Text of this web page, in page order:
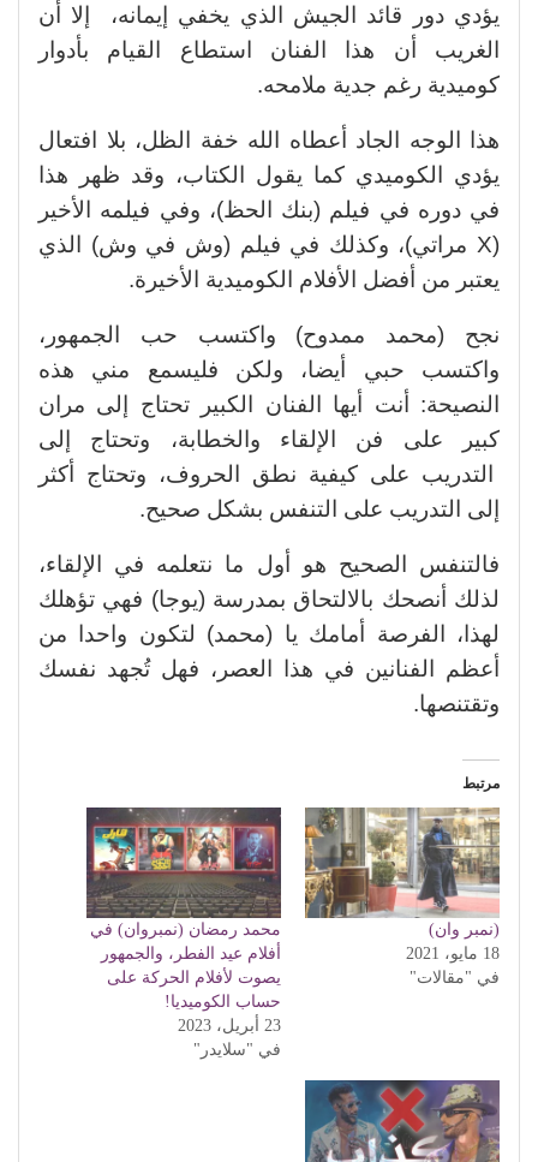
يؤدي دور قائد الجيش الذي يخفي إيمانه، إلا أن
الغريب أن هذا الفنان استطاع القيام بأدوار
كوميدية رغم جدية ملامحه.
هذا الوجه الجاد أعطاه الله خفة الظل، بلا افتعال
يؤدي الكوميدي كما يقول الكتاب، وقد ظهر هذا
في دوره في فيلم (بنك الحظ)، وفي فيلمه الأخير
(X مراتي)، وكذلك في فيلم (وش في وش) الذي
يعتبر من أفضل الأفلام الكوميدية الأخيرة.
نجح (محمد ممدوح) واكتسب حب الجمهور،
واكتسب حبي أيضا، ولكن فليسمع مني هذه
النصيحة: أنت أيها الفنان الكبير تحتاج إلى مران
كبير على فن الإلقاء والخطابة، وتحتاج إلى
التدريب على كيفية نطق الحروف، وتحتاج أكثر
إلى التدريب على التنفس بشكل صحيح.
فالتنفس الصحيح هو أول ما نتعلمه في الإلقاء،
لذلك أنصحك بالالتحاق بمدرسة (يوجا) فهي تؤهلك
لهذا، الفرصة أمامك يا (محمد) لتكون واحدا من
أعظم الفنانين في هذا العصر، فهل تُجهد نفسك
وتقتنصها.
مرتبط
(نمبر وان)
18 مايو، 2021
في "مقالات"
محمد رمضان (نمبروان) في
أفلام عيد الفطر، والجمهور
يصوت لأفلام الحركة على
حساب الكوميديا!
23 أبريل، 2023
في "سلايدر"